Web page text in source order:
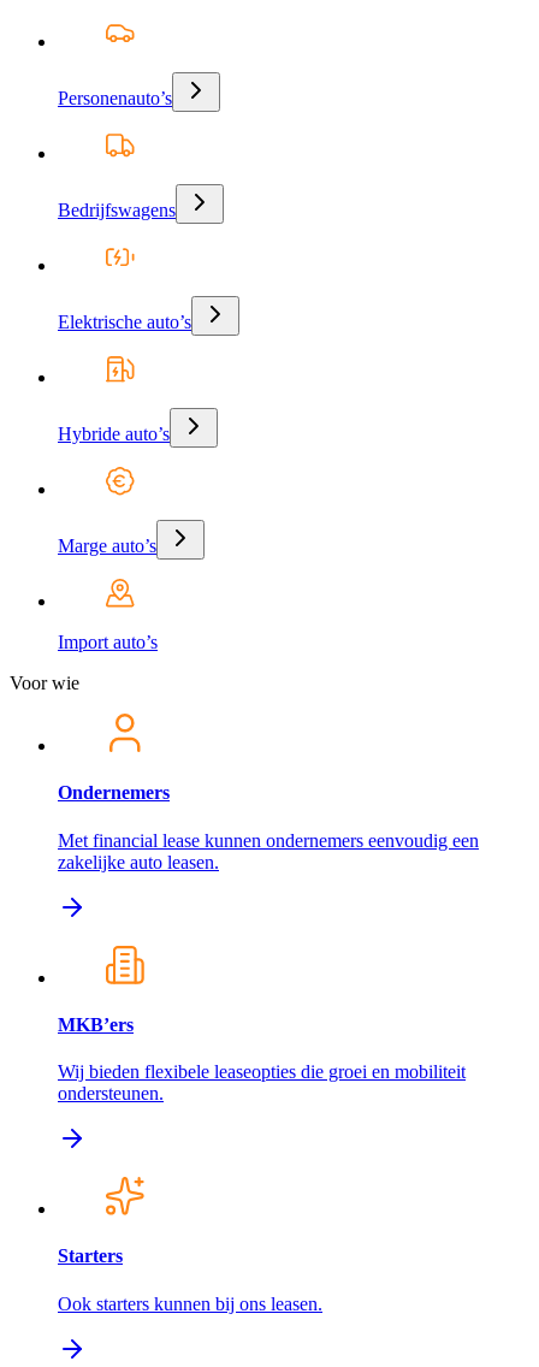
Personenauto’s
Bedrijfswagens
Elektrische auto’s
Hybride auto’s
Marge auto’s
Import auto’s
Voor wie
Ondernemers
Met financial lease kunnen ondernemers eenvoudig een
zakelijke auto leasen.
MKB’ers
Wij bieden flexibele leaseopties die groei en mobiliteit
ondersteunen.
Starters
Ook starters kunnen bij ons leasen.